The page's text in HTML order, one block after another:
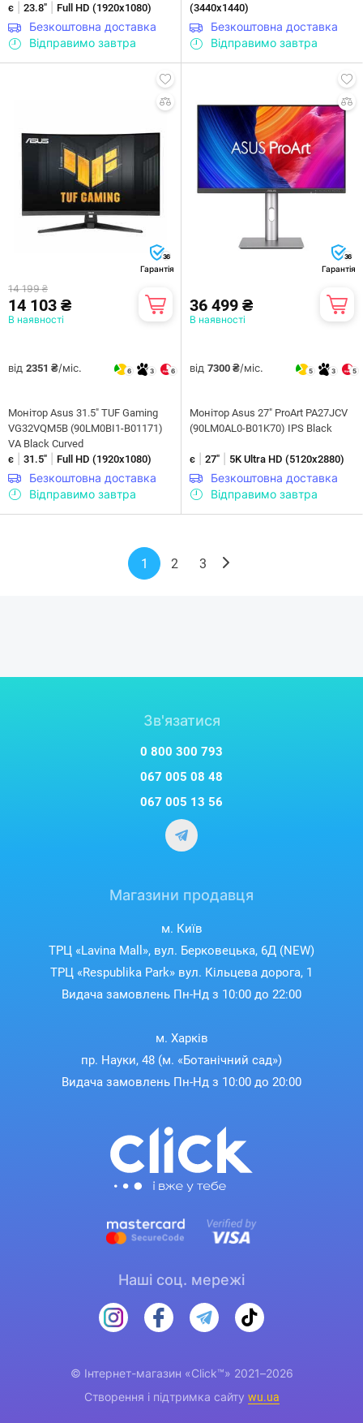
є 23.8" Full HD (1920x1080)
Безкоштовна доставка
Відправимо завтра
(3440х1440)
Безкоштовна доставка
Відправимо завтра
36
Гарантія
14 199 ₴
14 103 ₴
В наявності
від 2351 ₴/міс. 6 3 6
Монітор Asus 31.5" TUF Gaming
VG32VQM5B (90LM0BI1-B01171)
VA Black Curved
є
31.5" Full HD (1920x1080)
Безкоштовна доставка
Відправимо завтра
36
Гарантія
36 499 ₴
В наявності
від 7300 ₴/міс. 5 3 5
Монiтор Asus 27" ProArt PA27JCV
(90LM0AL0-B01K70) IPS Black
є 27" 5K Ultra HD (5120х2880)
Безкоштовна доставка
Відправимо завтра
1 2 3
Зв'язатися
0 800 300 793
067 005 08 48
067 005 13 56
Магазини продавця
м. Київ
ТРЦ «Lavina Mall», вул. Берковецька, 6Д (NEW)
ТРЦ «Respublika Park» вул. Кільцева дорога, 1
Видача замовлень Пн-Нд з 10:00 до 22:00
м. Харків
пр. Науки, 48 (м. «Ботанічний сад»)
Видача замовлень Пн-Нд з 10:00 до 20:00
Наші соц. мережі
© Інтернет-магазин «Click™» 2021–2026
Створення і підтримка сайту wu.ua